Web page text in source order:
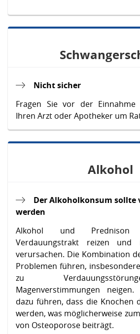
Nicht sicher
Fragen Sie vor der Einnahme
Ihren Arzt oder Apotheker um
Alkohol
Der Alkoholkonsum sollte
werden
Alkohol und
Verdauungstrakt reizen und
verursachen. Die Kombination
Problemen führen,
zu
Magenverstimmungen
dazu führen, dass die Knochen
werden, was möglicherweise
von Osteoporose beiträgt.